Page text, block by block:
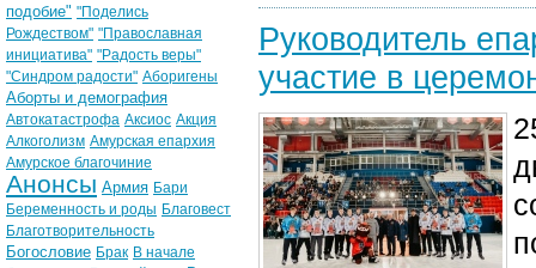
Руководитель
участие в
подобие" "Поделись
Рождеством" "Православная
инициатива" "Радость веры"
"Синдром радости" Аборигены
Аборты и демография
Автокатастрофа Аксиос Акция
Алкоголизм Амурская епархия
Амурское благочиние
Анонсы Армия Бари
Беременность и роды Благовест
Благотворительность
Богословие Брак В начале